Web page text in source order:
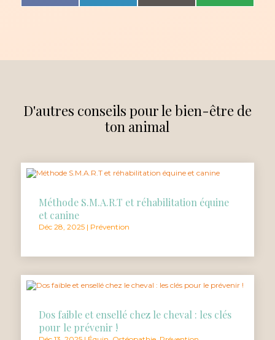
D'autres conseils pour le bien-être de
ton animal
Méthode S.M.A.R.T et réhabilitation équine
et canine
Déc 28, 2025| Prévention
Dos faible et ensellé chez le cheval : les clés
pour le prévenir !